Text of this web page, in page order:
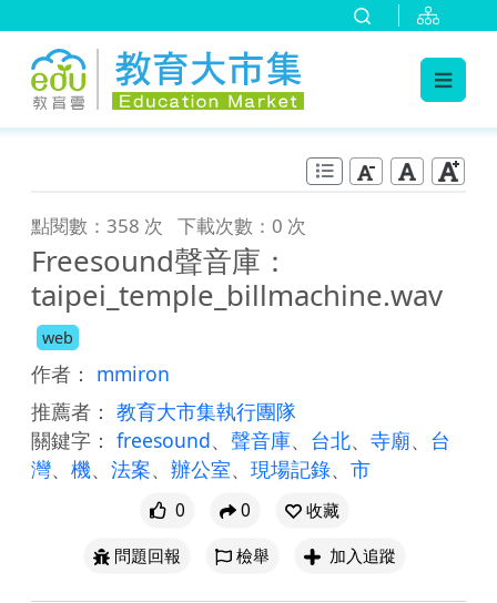
點閱數：358 次 下載次數：0 次
Freesound聲音庫：
taipei_temple_billmachine.wav
web
作者： mmiron
推薦者： 教育大市集執行團隊
關鍵字： freesound、 聲音庫、 台北、 寺廟、 台
灣、 機、 法案、 辦公室、 現場記錄、 市
0 0
收藏
問題回報
檢舉 加入追蹤